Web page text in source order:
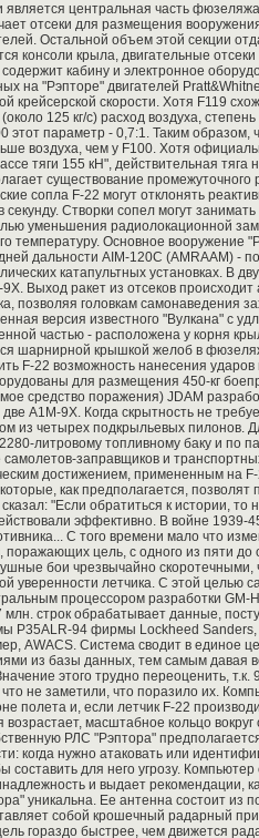
является центральная часть
отсеки для размещения
Остальной объем этой секции
консоли крыла, двигательные
кабину и электронное
на "Рэпторе" двигателей
крейсерской скорости. Хотя F119
125 кг/с) расход воздуха,
этот параметр - 0,7:1. Таким образом,
воздуха, чем у F100. Хотя
тяги 155 кН", действительная
существование промежуточного
сопла F-22 могут отклонять
секунду. Створки сопел могут
уменьшения радиолокационной
температуру. Основное вооружение
дальности AIM-120С (AMRAAM) -
катапультных установках. В
Выход ракет из отсеков происходит
позволяя головкам
версия известного "Bулкана" с
частью - расположена у корня
шарнирной крышкой желоб в
F-22 возможность нанесения
для размещения 450-кг
средство поражения) JDAM
А1М-9Х. Когда скрытность не
из четырех подкрыльевых пилонов.
литровому топливному баку и по
самолетов-заправщиков и
достижением, примененным на
как предполагается, позволят
"Если обратиться к истории, то
эффективно. В войне 1939-
С того времени мало что
поражающих цель, с одного из пяти до
бои чрезвычайно скоротечными,
уверенности летчика. С этой целью
процессором разработки GM-
строк обрабатывает данные,
P35ALR-94 фирмы Lockheed
AWACS. Система сводит в
из базы данных, тем самым давая
этого трудно переоценить,
не заметили, что поразило их.
полета и, если летчик F-22
масштабное кольцо
РЛС "Рэптора"
когда нужно атаковать или
составить для него угрозу.
и выдает рекомендации,
уникальна. Ее антенна состоит из
собой крошечный радарный
гораздо быстрее, чем движется